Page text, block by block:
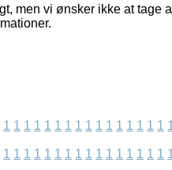
men vi ønsker ikke at tage
1 1 1 1 1 1 1 1 1 1 1 1 1 1 1 1
1 1 1 1 1 1 1 1 1 1 1 1 1 1 1 1